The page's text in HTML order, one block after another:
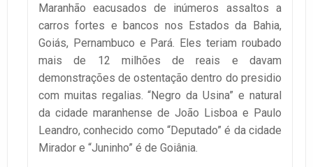
Maranhão eacusados de inúmeros assaltos a
carros fortes e bancos nos Estados da Bahia,
Goiás, Pernambuco e Pará. Eles teriam roubado
mais de 12 milhões de reais e davam
demonstrações de ostentação dentro do presidio
com muitas regalias. “Negro da Usina” e natural
da cidade maranhense de João Lisboa e Paulo
Leandro, conhecido como “Deputado” é da cidade
Mirador e “Juninho” é de Goiânia.